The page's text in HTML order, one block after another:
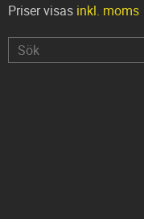
Priser visas inkl. moms